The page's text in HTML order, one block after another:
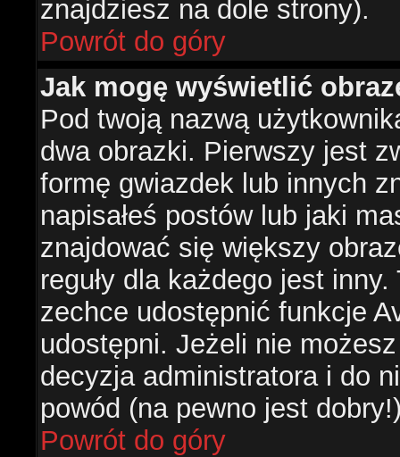
znajdziesz na dole strony).
Powrót do góry
Jak mogę wyświetlić
Pod twoją nazwą
dwa obrazki. Pierwszy jest
formę gwiazdek lub innych
napisałeś postów lub jaki
znajdować się większy
reguły dla każdego jest
zechce udostępnić funkcje
udostępni. Jeżeli nie
decyzja administratora i do
powód (na pewno jest
Powrót do góry